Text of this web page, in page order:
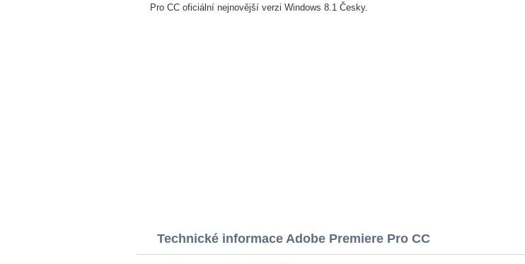
Pro CC oficiální nejnovější verzi Windows 8.1 Česky.
Technické informace Adobe Premiere Pro CC